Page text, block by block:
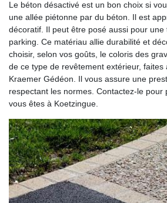
Le béton désactivé est un bon choix si
une allée piétonne par du béton. Il est
décoratif. Il peut être posé aussi pour
parking. Ce matériau allie durabilité et
choisir, selon vos goûts, le coloris des
de ce type de revêtement extérieur, faites
Kraemer Gédéon. Il vous assure une
respectant les normes. Contactez-le pour
vous êtes à Koetzingue.